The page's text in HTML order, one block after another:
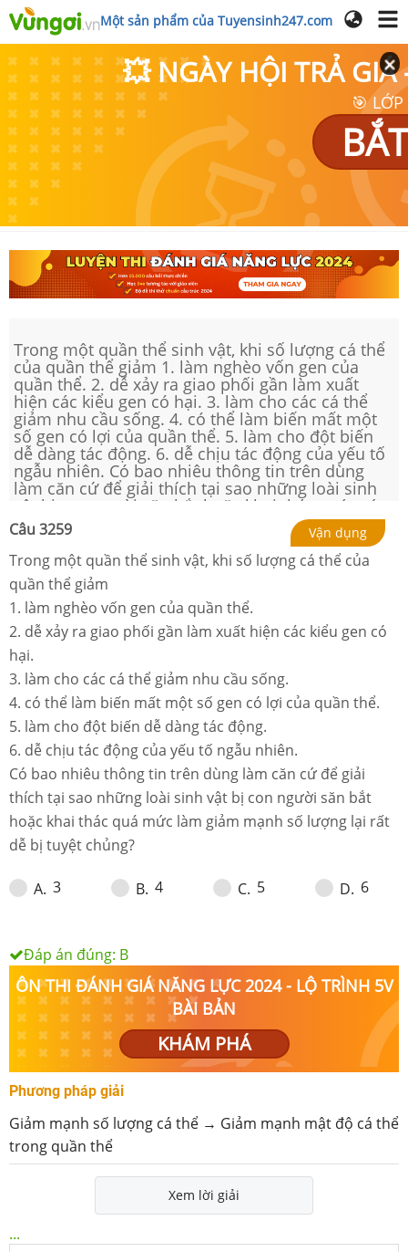
Một sản phẩm của Tuyensinh247.com
💥 NGÀY HỘI TRẢ GIÁ
🎯
Trong một quần thể sinh vật, khi số lượng cá thể
của quần thể giảm 1. làm nghèo vốn gen của
quần thể. 2. dễ xảy ra giao phối gần làm xuất
hiện các kiểu gen có hại. 3. làm cho các cá thể
giảm nhu cầu sống. 4. có thể làm biến mất một
số gen có lợi của quần thể. 5. làm cho đột biến
dễ dàng tác động. 6. dễ chịu tác động của yếu tố
ngẫu nhiên. Có bao nhiêu thông tin trên dùng
làm căn cứ để giải thích tại sao những loài sinh
vật bị con người săn bắt hoặc khai thác quá mức
làm giảm mạnh số lượng lại rất dễ bị tuyệt
chủng?
Câu 3259 Vận dụng
Trong một quần thể sinh vật, khi số lượng cá thể của
quần thể giảm
1. làm nghèo vốn gen của quần thể.
2. dễ xảy ra giao phối gần làm xuất hiện các kiểu gen có
hại.
3. làm cho các cá thể giảm nhu cầu sống.
4. có thể làm biến mất một số gen có lợi của quần thể.
5. làm cho đột biến dễ dàng tác động.
6. dễ chịu tác động của yếu tố ngẫu nhiên.
Có bao nhiêu thông tin trên dùng làm căn cứ để giải
thích tại sao những loài sinh vật bị con người săn bắt
hoặc khai thác quá mức làm giảm mạnh số lượng lại rất
dễ bị tuyệt chủng?
A. 3 B. 4 C. 5 D. 6
Đáp án đúng: B
ÔN THI ĐÁNH GIÁ NĂNG LỰC 2024 - LỘ TRÌNH 5V
BÀI BẢN
KHÁM PHÁ
Phương pháp giải
Giảm mạnh số lượng cá thể → Giảm mạnh mật độ cá thể
trong quần thể
Xem lời giải
...